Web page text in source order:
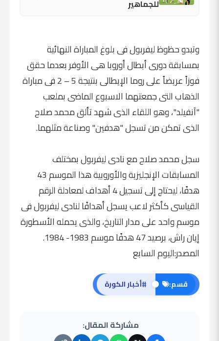
للجماهير
وتبدو حظوظ ليفربول فى بلوغ المباراة النهائية
بمسابقة دورى أبطال أوروبا هى الأوفر بعدما حقق
فوزاً عريضاً على روما الإيطالى بنتيجة 5 – 2 فى مباراة
الذهاب التى جمعتهما الاسبوع الماضى بملعب
"آنفيلد"، وهو اللقاء الذى شهد تألق محمد صلاح
الذى تمكن من تسجل "هدفين" وصناعة مثلهما.
سجل محمد صلاح مع نادى ليفربول بمختلف
المسابقات الإنجليزية والأوروبية هذا الموسم 43
هدفًا، ليحتاج إلى تسجيل 4 أهداف لمعادلة الرقم
القياسى كأكثر لاعب يسجل أهدافًا لنادى ليفربول فى
موسم واحد على مدار التاريخ، والذى يحمله الأسطورة
إيان راش، برصيد 47 هدفًا موسم 1983- 1984.
المصدر:اليوم السابع
قسم: #أخبار الكورة
مشاركة المقال: